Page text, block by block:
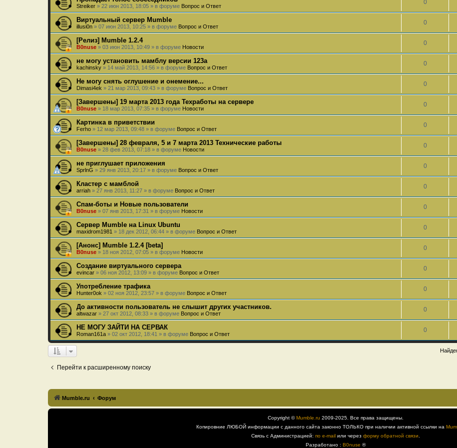
Streiker » 22 июн 2013, 18:05 » в форуме Вопрос и Ответ
0
Виртуальный сервер Mumble
illusi0n » 07 июн 2013, 10:25 » в форуме Вопрос и Ответ
0
[Релиз] Mumble 1.2.4
B0nuse » 03 июн 2013, 10:49 » в форуме Новости
0
не могу установить мамблу версии 123а
kachinsky » 14 май 2013, 14:56 » в форуме Вопрос и Ответ
0
Не могу снять оглушение и онемение...
Dimasi4ek » 21 мар 2013, 09:43 » в форуме Вопрос и Ответ
0
[Завершены] 19 марта 2013 года Техработы на сервере
B0nuse » 18 мар 2013, 07:35 » в форуме Новости
0
Картинка в приветствии
Ferho » 12 мар 2013, 09:48 » в форуме Вопрос и Ответ
0
[Завершены] 28 февраля, 5 и 7 марта 2013 Технические работы
B0nuse » 28 фев 2013, 07:18 » в форуме Новости
0
не приглушает приложения
SprlnG » 29 янв 2013, 20:17 » в форуме Вопрос и Ответ
0
Кластер с мамблой
arriah » 27 янв 2013, 11:27 » в форуме Вопрос и Ответ
0
Спам-боты и Новые пользователи
B0nuse » 07 янв 2013, 17:31 » в форуме Новости
0
Сервер Mumble на Linux Ubuntu
maxidrom1981 » 18 дек 2012, 06:44 » в форуме Вопрос и Ответ
0
[Анонс] Mumble 1.2.4 [beta]
B0nuse » 18 ноя 2012, 07:05 » в форуме Новости
0
Создание виртуального сервера
evincar » 06 ноя 2012, 13:09 » в форуме Вопрос и Ответ
0
Употребление трафика
Hunter0ok » 02 ноя 2012, 23:57 » в форуме Вопрос и Ответ
0
До активности пользователь не слышит других участников.
altwazar » 27 окт 2012, 08:33 » в форуме Вопрос и Ответ
0
НЕ МОГУ ЗАЙТИ НА СЕРВАК
Roman161a » 02 окт 2012, 18:41 » в форуме Вопрос и Ответ
0
Перейти к расширенному поиску
Mumble.ru Форум
Copyright ©Mumble.ru 2009-2025. Все права защищены.
Копировние ЛЮБОЙ информации с данного сайта законно ТОЛЬКО при наличии активной ссылки на
Связь с Администрацией: по e-mail или через форму обратной связи
Разработано : B0nuse ®